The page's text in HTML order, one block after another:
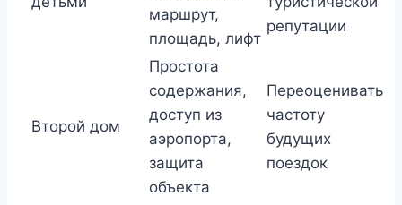
маршрут,
площадь, лифт
репутации
Второй дом
Простота
содержания,
доступ из
аэропорта,
защита
объекта
Переоценивать
частоту
будущих
поездок